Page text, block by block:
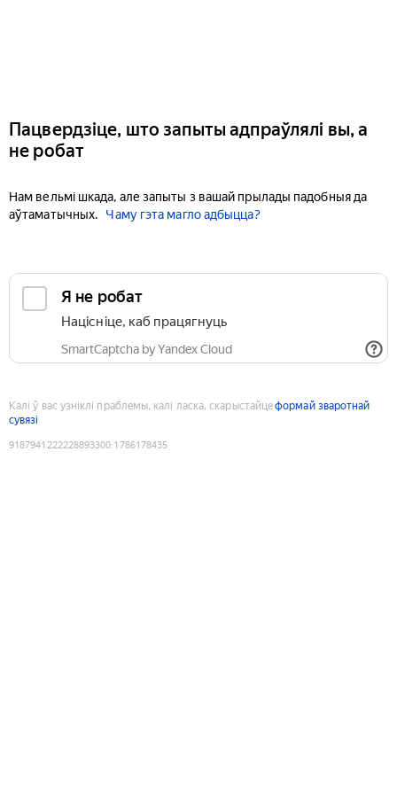
Пацвердзіце, што запыты адпраўлялі вы, а
не робат
Нам вельмі шкада, але запыты з вашай прылады падобныя да
аўтаматычных.
Чаму гэта магло адбыцца?
Я не робат
Націсніце, каб працягнуць
SmartCaptcha by Yandex Cloud
Калі ў вас узніклі праблемы, калі ласка, скарыстайцеформай зваротнай
сувязі
9187941222228893300:1786178435